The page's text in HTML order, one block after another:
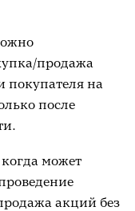
продажа
покупателя на
после
может
акций без